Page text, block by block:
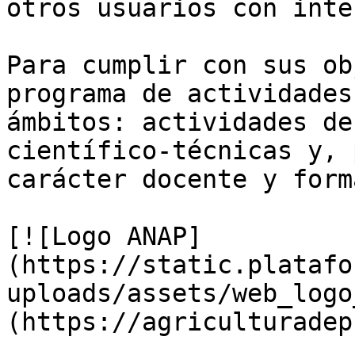
otros usuarios con
Para cumplir con sus
programa de
ámbitos: actividades
científico-técnicas y,
carácter docente y
[![Logo ANAP]
(https://
uploads/assets/
(https://